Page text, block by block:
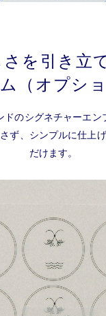
を引き立
（オプショ
ドのシグネチャーエン
ず、シンプルに仕上
だけます。